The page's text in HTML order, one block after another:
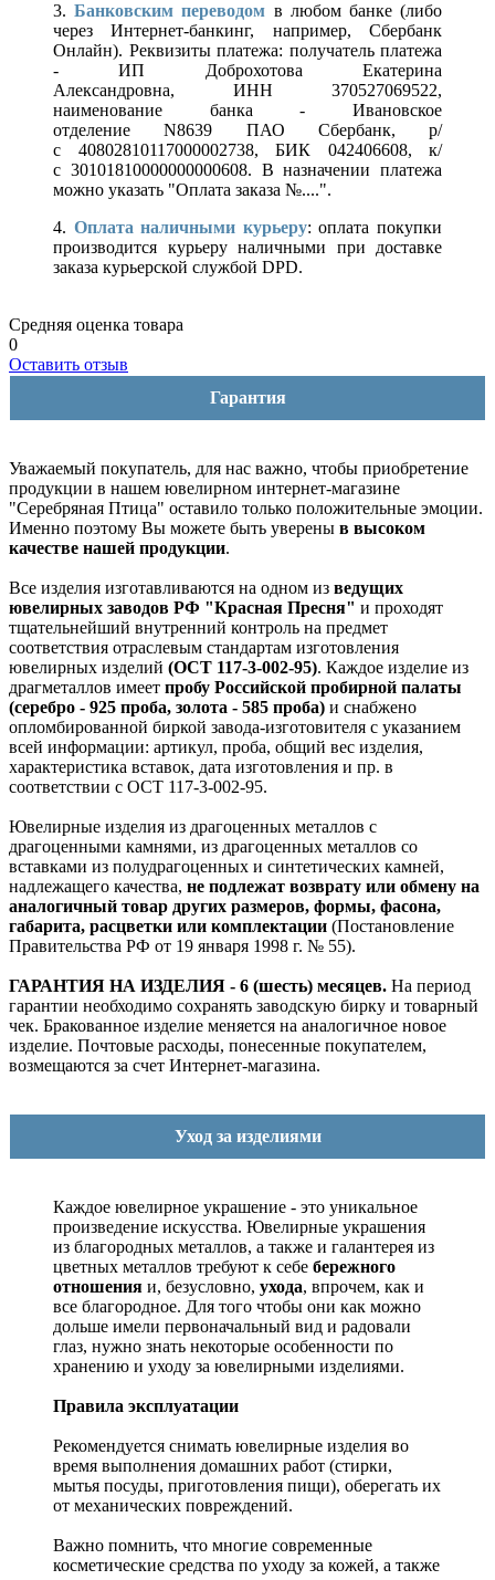
3.Банковским переводом в любом банке (либо
через Интернет-банкинг, например, Сбербанк
Онлайн). Реквизиты платежа: получатель платежа
- ИП Доброхотова Екатерина
Александровна, ИНН 370527069522,
наименование банка - Ивановское
отделение N8639 ПАО Сбербанк, р/
с 40802810117000002738, БИК 042406608, к/
с 30101810000000000608. В назначении платежа
можно указать "Оплата заказа №....".
4. Оплата наличными курьеру: оплата покупки
производится курьеру наличными при доставке
заказа курьерской службой DPD.
Средняя оценка товара
0
Оставить отзыв
Гарантия
Уважаемый покупатель, для нас важно, чтобы приобретение
продукции в нашем ювелирном интернет-магазине
"Серебряная Птица" оставило только положительные эмоции.
Именно поэтому Вы можете быть уверены в высоком
качестве нашей продукции.
Все изделия изготавливаются на одном из ведущих
ювелирных заводов РФ "Красная Пресня" и проходят
тщательнейший внутренний контроль на предмет
соответствия отраслевым стандартам изготовления
ювелирных изделий (ОСТ 117-3-002-95). Каждое изделие из
драгметаллов имеет пробу Российской пробирной палаты
(серебро - 925 проба, золота - 585 проба) и снабжено
опломбированной биркой завода-изготовителя с указанием
всей информации: артикул, проба, общий вес изделия,
характеристика вставок, дата изготовления и пр. в
соответствии с ОСТ 117-3-002-95.
Ювелирные изделия из драгоценных металлов с
драгоценными камнями, из драгоценных металлов со
вставками из полудрагоценных и синтетических камней,
надлежащего качества, не подлежат возврату или обмену на
аналогичный товар других размеров, формы, фасона,
габарита, расцветки или комплектации (Постановление
Правительства РФ от 19 января 1998 г. № 55).
ГАРАНТИЯ НА ИЗДЕЛИЯ - 6 (шесть) месяцев. На период
гарантии необходимо сохранять заводскую бирку и товарный
чек. Бракованное изделие меняется на аналогичное новое
изделие. Почтовые расходы, понесенные покупателем,
возмещаются за счет Интернет-магазина.
Уход за изделиями
Каждое ювелирное украшение - это уникальное
произведение искусства. Ювелирные украшения
из благородных металлов, а также и галантерея из
цветных металлов требуют к себе бережного
отношения и, безусловно, ухода, впрочем, как и
все благородное. Для того чтобы они как можно
дольше имели первоначальный вид и радовали
глаз, нужно знать некоторые особенности по
хранению и уходу за ювелирными изделиями.
Правила эксплуатации
Рекомендуется снимать ювелирные изделия во
время выполнения домашних работ (стирки,
мытья посуды, приготовления пищи), оберегать их
от механических повреждений.
Важно помнить, что многие современные
косметические средства по уходу за кожей, а также